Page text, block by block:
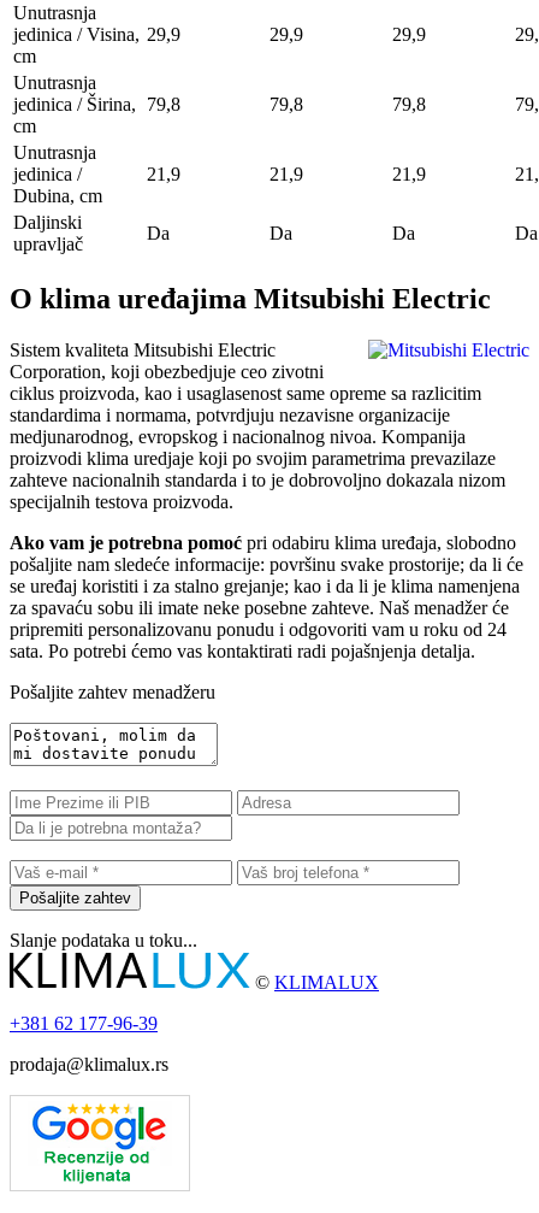
Unutrasnja
jedinica / Visina,
сm
29,9 29,9 29,9
Unutrasnja
jedinica / Širina,
сm
79,8 79,8 79,8
Unutrasnja
jedinica /
Dubina, сm
21,9 21,9 21,9
Daljinski
upravljač
Da Da Da Da
O klima uređajima Mitsubishi Electric
Sistem kvaliteta Mitsubishi Electric
Corporation, koji obezbedjuje ceo zivotni
ciklus proizvoda, kao i usaglasenost same opreme sa razlicitim
standardima i normama, potvrdjuju nezavisne organizacije
medjunarodnog, evropskog i nacionalnog nivoa. Kompanija
proizvodi klima uredjaje koji po svojim parametrima prevazilaze
zahteve nacionalnih standarda i to je dobrovoljno dokazala nizom
specijalnih testova proizvoda.
Ako vam je potrebna pomoć pri odabiru klima uređaja, slobodno
pošaljite nam sledeće informacije: površinu svake prostorije; da li će
se uređaj koristiti i za stalno grejanje; kao i da li je klima namenjena
za spavaću sobu ili imate neke posebne zahteve. Naš menadžer će
pripremiti personalizovanu ponudu i odgovoriti vam u roku od 24
sata. Po potrebi ćemo vas kontaktirati radi pojašnjenja detalja.
Pošaljite zahtev menadžeru
Pošaljite zahtev
Slanje podataka u toku...
© KLIMALUX
+381 62 177-96-39
prodaja@klimalux.rs